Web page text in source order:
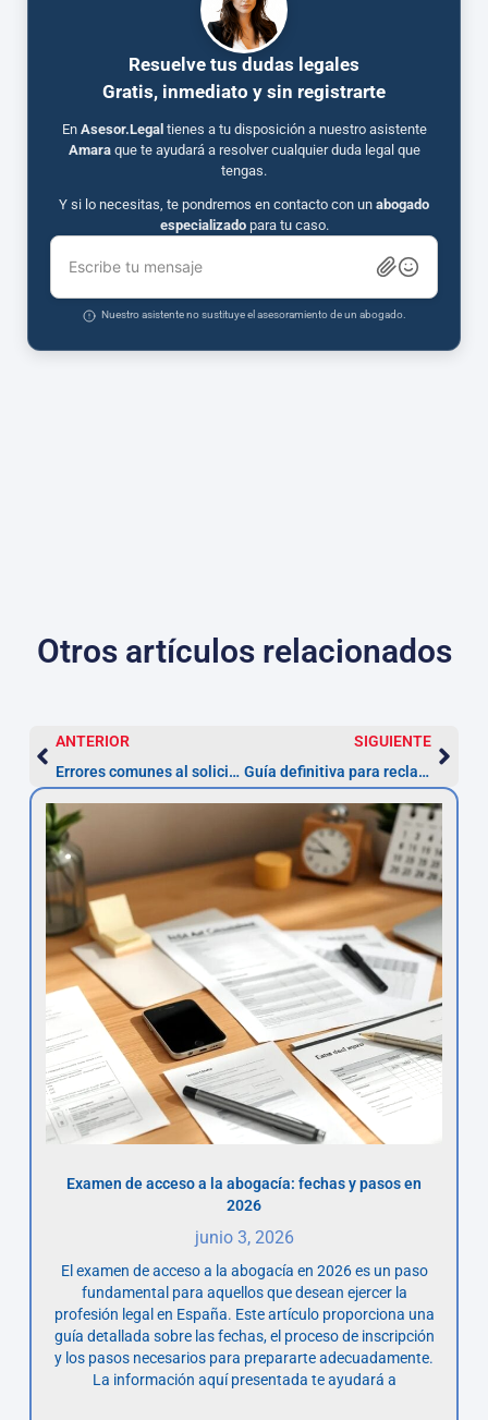
Resuelve tus dudas legales
Gratis, inmediato y sin registrarte
En Asesor.Legal tienes a tu disposición a nuestro asistente
Amaraque te ayudará a resolver cualquier duda legal que
tengas.
Y si lo necesitas, te pondremos en contacto con un abogado
especializadopara tu caso.
Escribe tu mensaje
Nuestro asistente no sustituye el asesoramiento de un abogado.
Otros artículos relacionados
ANTERIOR
Errores comunes al solicitar la anulación de multas ZBE y cómo evitarlos
SIGUIENTE
Guía definitiva para reclamar la devolución de sanciones ZBE en Madrid
Examen de acceso a la abogacía: fechas y pasos en
2026
junio 3, 2026
El examen de acceso a la abogacía en 2026 es un paso
fundamental para aquellos que desean ejercer la
profesión legal en España. Este artículo proporciona una
guía detallada sobre las fechas, el proceso de inscripción
y los pasos necesarios para prepararte adecuadamente.
La información aquí presentada te ayudará a